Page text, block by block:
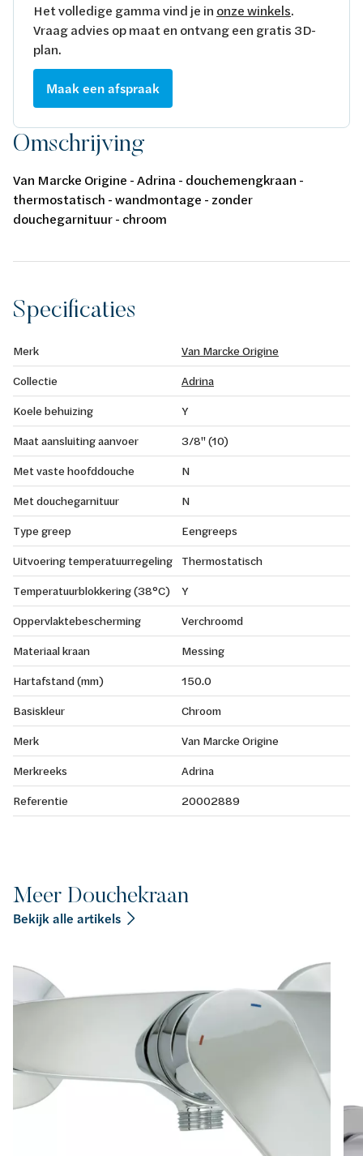
Het volledige gamma vind je in onze winkels.
Vraag advies op maat en ontvang een gratis 3D-
plan.
Maak een afspraak
Omschrijving
Van Marcke Origine - Adrina - douchemengkraan -
thermostatisch - wandmontage - zonder
douchegarnituur - chroom
Specificaties
Merk
Van Marcke Origine
Collectie
Adrina
Koele behuizing
Y
Maat aansluiting aanvoer
3/8" (10)
Met vaste hoofddouche
N
Met douchegarnituur
N
Type greep
Eengreeps
Uitvoering temperatuurregeling
Thermostatisch
Temperatuurblokkering (38°C)
Y
Oppervlaktebescherming
Verchroomd
Materiaal kraan
Messing
Hartafstand (mm)
150.0
Basiskleur
Chroom
Merk
Van Marcke Origine
Merkreeks
Adrina
Referentie
20002889
Meer Douchekraan
Bekijk alle artikels